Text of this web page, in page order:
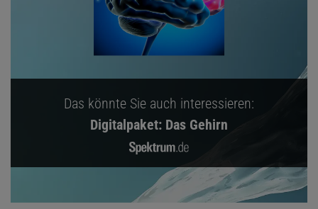
Das könnte Sie auch interessieren:
Digitalpaket: Das Gehirn